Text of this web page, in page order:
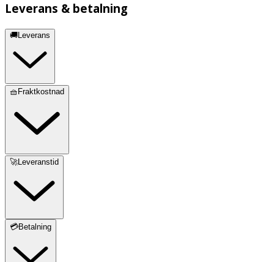
Leverans & betalning
🚚Leverans
🧺Fraktkostnad
🚀Leveranstid
💳Betalning